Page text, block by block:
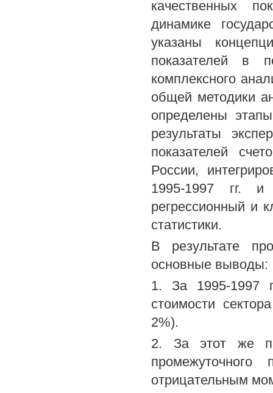
качественных
динамике
указаны
показателей в
комплексного
общей методики
определены
результаты
показателей
России,
1995-1997 гг. и
регрессионный и
статистики.
В результате
основные выводы:
1. За 1995-1997
стоимости
2%).
2. За этот же
отрицательным